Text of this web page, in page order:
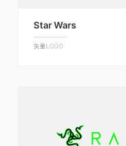
Star Wars
矢量LOGO